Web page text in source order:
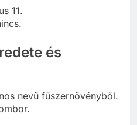
11.
és
nevű fűszernövényből.